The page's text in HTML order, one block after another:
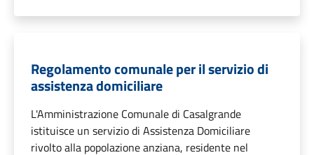
Regolamento comunale per il servizio di
assistenza domiciliare
L'Amministrazione Comunale di Casalgrande
istituisce un servizio di Assistenza Domiciliare
rivolto alla popolazione anziana, residente nel